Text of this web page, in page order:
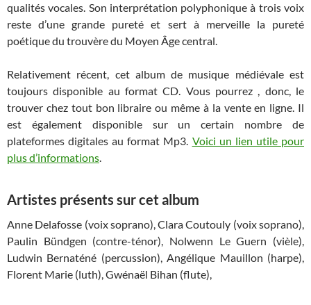
qualités vocales. Son interprétation polyphonique à trois voix
reste d’une grande pureté et sert à merveille la pureté
poétique du trouvère du Moyen Âge central.
Relativement récent, cet album de musique médiévale est
toujours disponible au format CD. Vous pourrez , donc, le
trouver chez tout bon libraire ou même à la vente en ligne. Il
est également disponible sur un certain nombre de
plateformes digitales au format Mp3. Voici un lien utile pour
plus d’informations.
Artistes présents sur cet album
Anne Delafosse (voix soprano), Clara Coutouly (voix soprano),
Paulin Bündgen (contre-ténor), Nolwenn Le Guern (vièle),
Ludwin Bernaténé (percussion), Angélique Mauillon (harpe),
Florent Marie (luth), Gwénaël Bihan (flute),